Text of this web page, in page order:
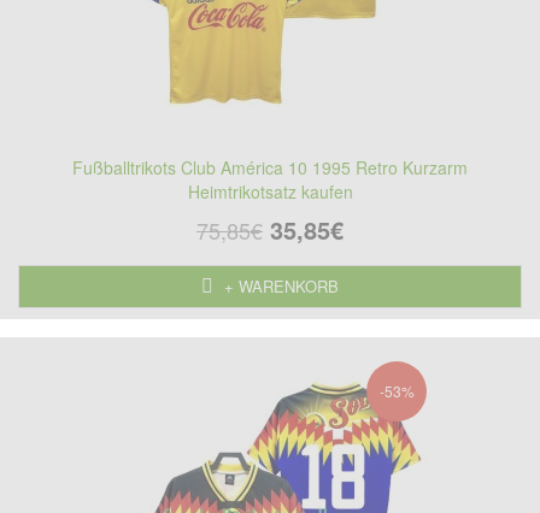
Fußballtrikots Club América 10 1995 Retro Kurzarm
Heimtrikotsatz kaufen
75,85€ 35,85€
+ WARENKORB
-53%